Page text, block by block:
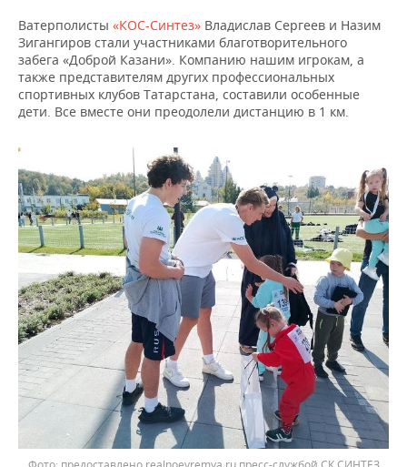
ВОЛЕЙБОЛ
КИБЕРСПОРТ
ФИГУРНОЕ КАТАНИЕ
ВОДНЫЕ ВИДЫ СПОРТА
ХОККЕЙ С МЯЧОМ
ИСТОРИЯ
КУЛЬТУРА
МЕДИЦИНА
ПРОИСШЕСТВИЯ
СПИСОК ПЕРСОН
СПИСОК КОМПАНИЙ
ПОЛНАЯ ВЕРСИЯ
Ватерполисты «КОС-Синтез» Владислав Сергеев и Назим
Зигангиров стали участниками благотворительного
забега «Доброй Казани». Компанию нашим игрокам, а
также представителям других профессиональных
спортивных клубов Татарстана, составили особенные
дети. Все вместе они преодолели дистанцию в 1 км.